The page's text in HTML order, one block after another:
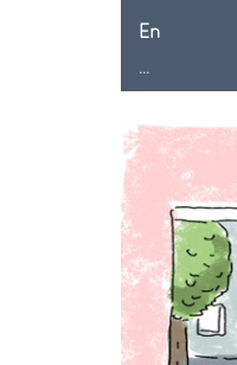
En
...